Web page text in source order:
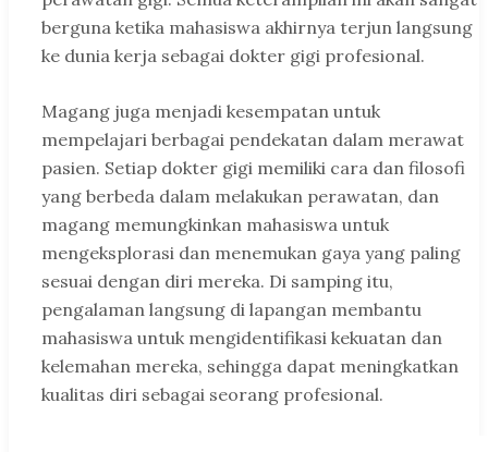
berguna ketika mahasiswa akhirnya terjun langsung
ke dunia kerja sebagai dokter gigi profesional.
Magang juga menjadi kesempatan untuk
mempelajari berbagai pendekatan dalam merawat
pasien. Setiap dokter gigi memiliki cara dan filosofi
yang berbeda dalam melakukan perawatan, dan
magang memungkinkan mahasiswa untuk
mengeksplorasi dan menemukan gaya yang paling
sesuai dengan diri mereka. Di samping itu,
pengalaman langsung di lapangan membantu
mahasiswa untuk mengidentifikasi kekuatan dan
kelemahan mereka, sehingga dapat meningkatkan
kualitas diri sebagai seorang profesional.